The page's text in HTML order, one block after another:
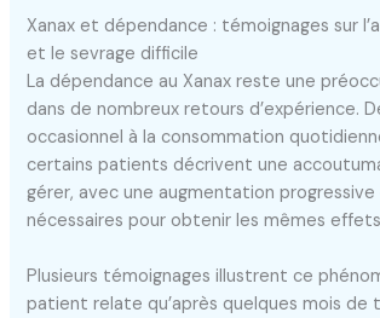
Xanax et dépendance : témoignages sur
et le sevrage difficile
La dépendance au Xanax reste une
dans de nombreux retours d’expérience.
occasionnel à la consommation
certains patients décrivent une
gérer, avec une augmentation progressive
nécessaires pour obtenir les mêmes
Plusieurs témoignages illustrent ce
patient relate qu’après quelques mois de